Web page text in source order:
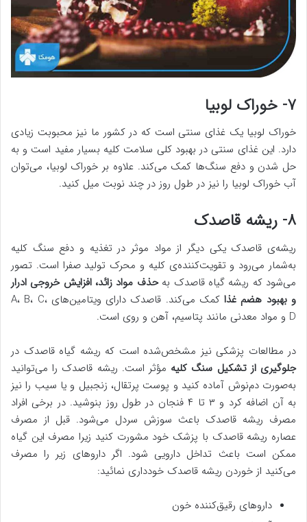
۷- خوراک لوبیا
خوراک لوبیا یک غذای سنتی است که در کشور ما نیز محبوبت زیادی
دارد. این غذای سنتی در بهبود کلی سلامت کلیه بسیار مفید است و به
حل شدن و دفع سنگ‌ها کمک می‌کند. علاوه بر خوراک لوبیا، می‌توان
آب خوراک لوبیا را نیز در طول روز در چند نوبت میل کنید.
۸- ریشه قاصدک
ریشه‌ی قاصدک یکی دیگر از مواد موثر در تغذیه و دفع سنگ کلیه
به‌شمار می‌رود و تقویت‌کننده‌ی کلیه و محرک تولید صفرا است. تصور
می‌شود که ریشه گیاه قاصدک بهحذف مواد زائد، افزایش خروجی ادرار
و بهبود هضم غذا
کمک می‌کند. قاصدک دارای ویتامین‌های A، B، C،
D و مواد معدنی مانند پتاسیم، آهن و روی است.
در مطالعات پزشکی نیز مشخص‌شده است که ریشه گیاه قاصدک در
جلوگیری از تشکیل سنگ کلیه مؤثر است. ریشه قاصدک را می‌توانید
به‌صورت دم‌نوش آماده کنید و پوست پرتقال، زنجبیل و یا سیب را نیز
به آن اضافه کرد و ۳ تا ۴ فنجان در طول روز بنوشید. در برخی افراد
مصرف ریشه قاصدک باعث سوزش سردل می‌شود. قبل از مصرف
عصاره ریشه قاصدک با پزشک خود مشورت کنید زیرا مصرف این گیاه
ممکن است باعث تداخل دارویی شود. اگر داروهای زیر را مصرف
می‌کنید از خوردن ریشه قاصدک خودداری نمائید:
داروهای رقیق‌کننده خون